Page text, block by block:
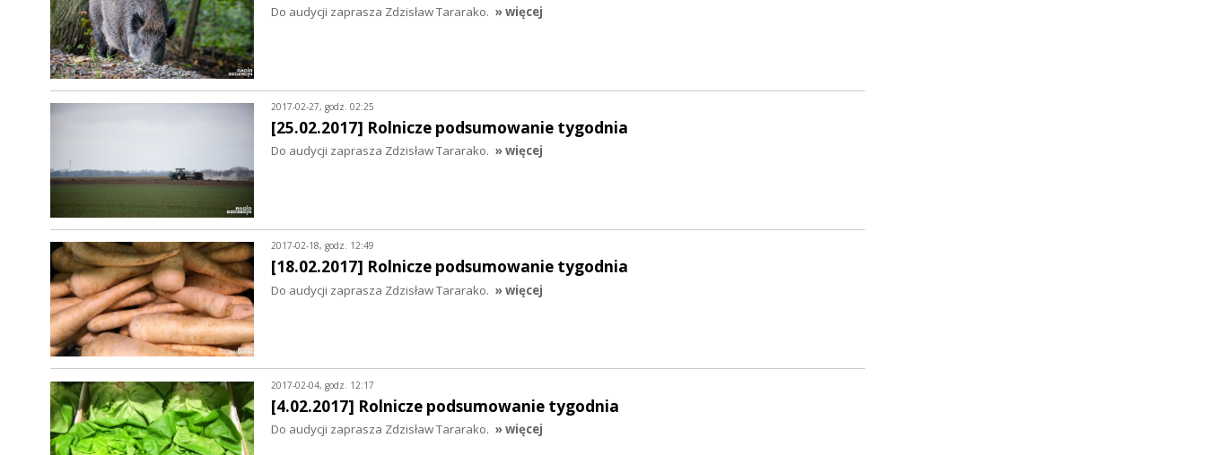
Do audycji zaprasza Zdzisław Tararako. » więcej
2017-02-27, godz. 02:25
[25.02.2017] Rolnicze podsumowanie tygodnia
Do audycji zaprasza Zdzisław Tararako. » więcej
2017-02-18, godz. 12:49
[18.02.2017] Rolnicze podsumowanie tygodnia
Do audycji zaprasza Zdzisław Tararako. » więcej
2017-02-04, godz. 12:17
[4.02.2017] Rolnicze podsumowanie tygodnia
Do audycji zaprasza Zdzisław Tararako. » więcej